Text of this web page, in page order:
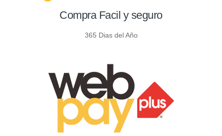
Compra Facil y seguro
365 Dias del Año